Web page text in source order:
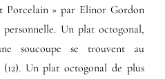
Porcelain » par Elinor Gordon
Un plat octogonal,
soucoupe se trouvent au
Un plat octogonal de plus